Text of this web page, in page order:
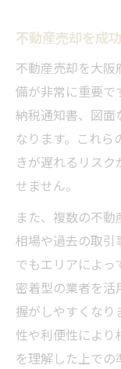
不動産
安心し
契約時に押
不動産
契約書
不動産
安心し
もしも不動
不動産
大阪府
信頼で
買取業
不動産売却を成
不動産売却を大
備が非常に重要で
納税通知書、図面
なります。これら
きが遅れるリス
せません。
また、複数の不
相場や過去の取引
でもエリアによ
密着型の業者を
握がしやすくなり
性や利便性によ
を理解した上での